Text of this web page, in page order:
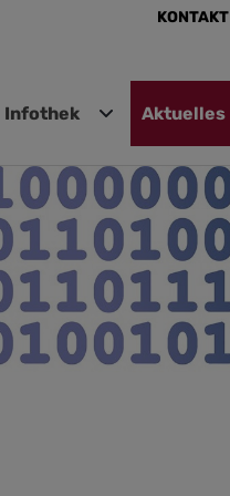
KONTAKT
Infothek Aktuelles